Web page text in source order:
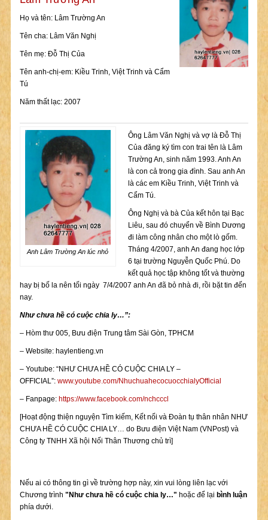
Họ và tên: Lâm Trường An
Tên cha: Lâm Văn Nghị
Tên mẹ: Đỗ Thị Của
Tên anh-chị-em: Kiều Trinh, Việt Trinh và Cẩm
Tú
Năm thất lạc: 2007
Anh Lâm Trường An lúc nhỏ
Ông Lâm Văn Nghị và vợ là Đỗ Thị
Của đăng ký tìm con trai tên là Lâm
Trường An, sinh năm 1993. Anh An
là con cả trong gia đình. Sau anh An
là các em Kiều Trinh, Việt Trinh và
Cẩm Tú.
Ông Nghị và bà Của kết hôn tại Bạc
Liêu, sau đó chuyển về Bình Dương
đi làm công nhân cho một lò gốm.
Tháng 4/2007, anh An đang học lớp
6 tại trường Nguyễn Quốc Phú. Do
kết quả học tập không tốt và thường
hay bị bố la nên tối ngày 7/4/2007 anh An đã bỏ nhà đi, rồi bặt tin đến
nay.
Như chưa hề có cuộc chia ly…”:
– Hòm thư 005, Bưu điện Trung tâm Sài Gòn, TPHCM
– Website: haylentieng.vn
– Youtube: “NHƯ CHƯA HỀ CÓ CUỘC CHIA LY –
OFFICIAL”: www.youtube.com/NhuchuahecocuocchialyOfficial
– Fanpage: https://www.facebook.com/nchcccl
[Hoạt động thiện nguyện Tìm kiếm, Kết nối và Đoàn tụ thân nhân NHƯ
CHƯA HỀ CÓ CUỘC CHIA LY… do Bưu điện Việt Nam (VNPost) và
Công ty TNHH Xã hội Nối Thân Thương chủ trì]
Nếu ai có thông tin gì về trường hợp này, xin vui lòng liên lạc với
Chương trình "Như chưa hề có cuộc chia ly…" hoặc để lại bình luận
phía dưới.